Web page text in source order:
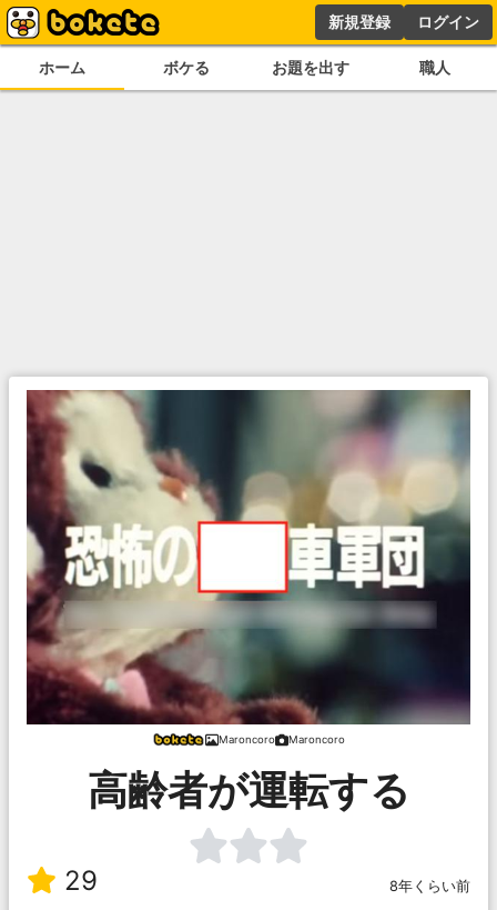
新規登録 ログイン
ホーム ボケる お題を出す 職人
Maroncoro Maroncoro
高齢者が運転する
29 8年くらい前